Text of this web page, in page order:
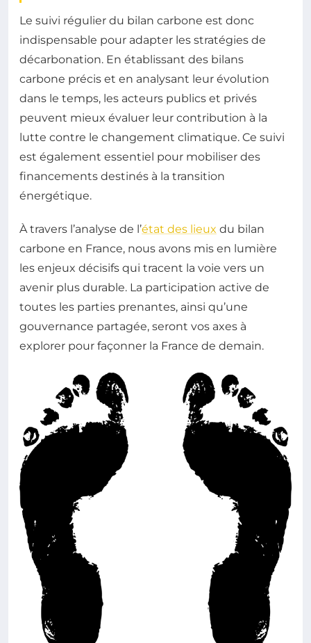
Le suivi régulier du bilan carbone est donc
indispensable pour adapter les stratégies de
décarbonation. En établissant des bilans
carbone précis et en analysant leur évolution
dans le temps, les acteurs publics et privés
peuvent mieux évaluer leur contribution à la
lutte contre le changement climatique. Ce suivi
est également essentiel pour mobiliser des
financements destinés à la transition
énergétique.
À travers l’analyse de l’état des lieux du bilan
carbone en France, nous avons mis en lumière
les enjeux décisifs qui tracent la voie vers un
avenir plus durable. La participation active de
toutes les parties prenantes, ainsi qu’une
gouvernance partagée, seront vos axes à
explorer pour façonner la France de demain.